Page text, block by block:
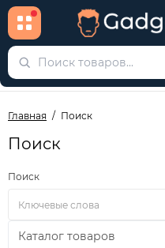
Главная Поиск
Поиск
Поиск